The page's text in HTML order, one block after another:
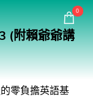
0
購物
(附賴爺爺講
零負擔英語基